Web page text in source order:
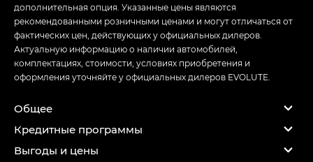
дополнительная опция. Указанные цены являются
рекомендованными розничными ценами и могут отличаться от
фактических цен, действующих у официальных дилеров.
Актуальную информацию о наличии автомобилей,
комплектациях, стоимости, условиях приобретения и
оформления уточняйте у официальных дилеров EVOLUTE.
Общее
Кредитные программы
Выгоды и цены